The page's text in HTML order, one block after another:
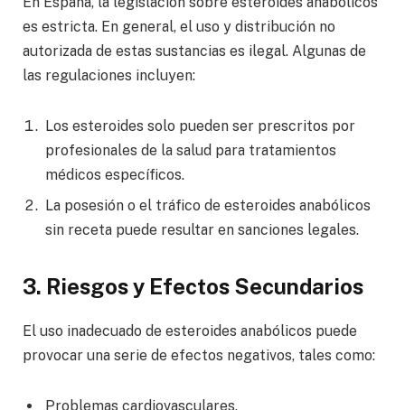
es estricta. En general, el uso y distribución no
autorizada de estas sustancias es ilegal. Algunas de
las regulaciones incluyen:
Los esteroides solo pueden ser prescritos por
profesionales de la salud para tratamientos
médicos específicos.
La posesión o el tráfico de esteroides anabólicos
sin receta puede resultar en sanciones legales.
3. Riesgos y Efectos Secundarios
El uso inadecuado de esteroides anabólicos puede
provocar una serie de efectos negativos, tales como:
Problemas cardiovasculares.